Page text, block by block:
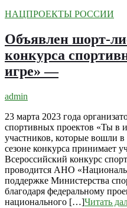
НАЦПРОЕКТЫ РОССИИ
Объявлен шорт-
конкурса
игре» —
admin
23 марта 2023 года
спортивных проектов «Ты в
участников, которые вошли
сезоне конкурса принимает
Всероссийский конкурс
проводится АНО
поддержке Министерства
благодаря федеральному
национального […]Читать